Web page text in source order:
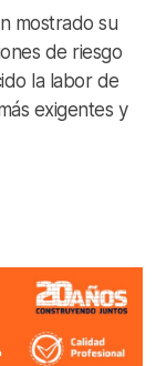
mostrado su
de riesgo
la labor de
exigentes y